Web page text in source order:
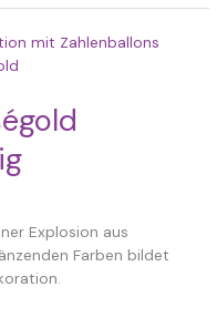
Explosion aus
Farben bildet